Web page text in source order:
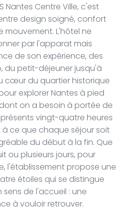
Nantes Centre Ville, c'est
design soigné, confort
mouvement. L'hôtel ne
par l'apparat mais
de son expérience, des
du petit-déjeuner jusqu'à
cœur du quartier historique
explorer Nantes à pied
on a besoin à portée de
vingt-quatre heures
ce que chaque séjour soit
du début à la fin. Que
ou plusieurs jours, pour
l'établissement propose une
étoiles qui se distingue
de l'accueil : une
à vouloir retrouver.